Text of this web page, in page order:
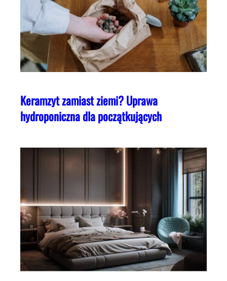
Keramzyt zamiast ziemi? Uprawa
hydroponiczna dla początkujących